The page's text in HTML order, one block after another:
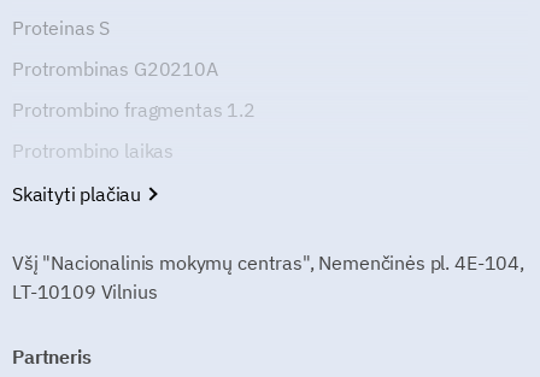
Proteinas S
Protrombinas G20210A
Protrombino fragmentas 1.2
Protrombino laikas
Skaityti plačiau
Všį "Nacionalinis mokymų centras", Nemenčinės pl. 4E-104,
LT-10109 Vilnius
Partneris